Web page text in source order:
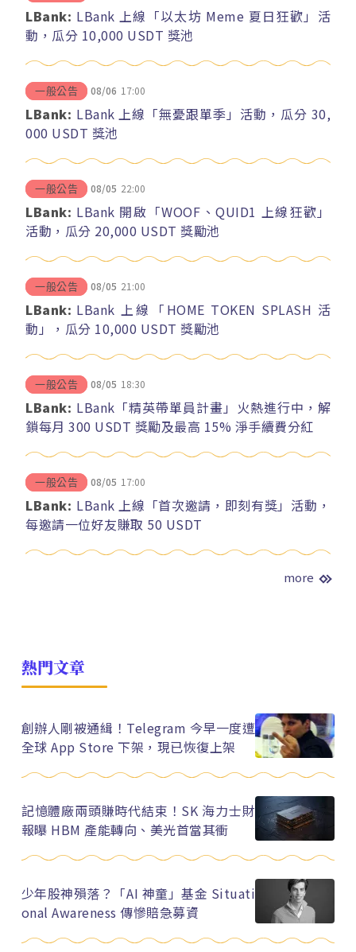
LBank: LBank 上線「以太坊 Meme 夏日狂歡」活
動，瓜分 10,000 USDT 獎池
一般公告 08/06 17:00
LBank: LBank 上線「無憂跟單季」活動，瓜分 30,
000 USDT 獎池
一般公告 08/05 22:00
LBank: LBank 開啟「WOOF、QUID1 上線狂歡」
活動，瓜分 20,000 USDT 獎勵池
一般公告 08/05 21:00
LBank: LBank 上線「HOME TOKEN SPLASH 活
動」，瓜分 10,000 USDT 獎勵池
一般公告 08/05 18:30
LBank: LBank「精英帶單員計畫」火熱進行中，解
鎖每月 300 USDT 獎勵及最高 15% 淨手續費分紅
一般公告 08/05 17:00
LBank: LBank 上線「首次邀請，即刻有獎」活動，
每邀請一位好友賺取 50 USDT
more
熱門文章
創辦人剛被通緝！Telegram 今早一度遭
全球 App Store 下架，現已恢復上架
記憶體廠兩頭賺時代結束！SK 海力士財
報曝 HBM 產能轉向、美光首當其衝
少年股神殞落？「AI 神童」基金 Situati
onal Awareness 傳慘賠急募資